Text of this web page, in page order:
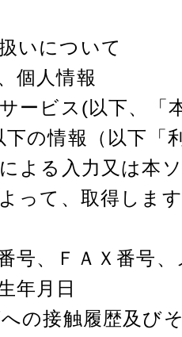
いについて
個人情報
ービス(以下、「
の情報（以下「
よる入力又は本
って、取得しま
号、ＦＡＸ番号
年月日
の接触履歴及び